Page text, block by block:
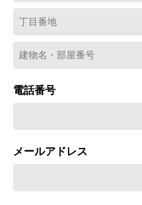
電話番号
メールアドレス